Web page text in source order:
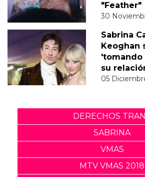
"Feather"
30
Sabrina
Keoghan
'tomando
su
05
DERECHOS
SABRINA
VMAS
MTV VMAS 2018